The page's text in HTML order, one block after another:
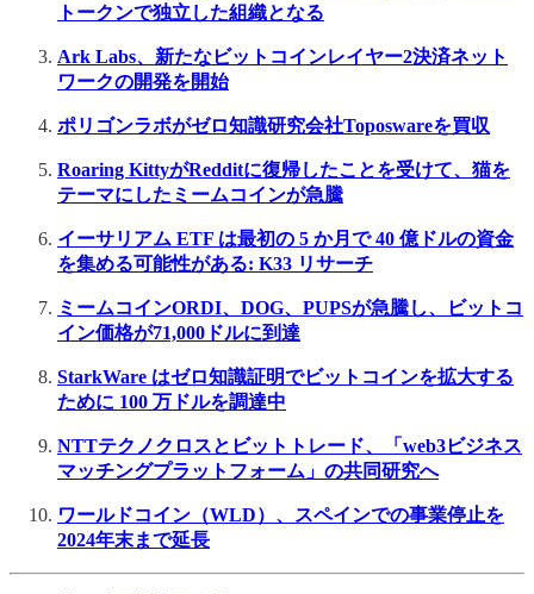
トークンで独立した組織となる
Ark Labs、新たなビットコインレイヤー2決済ネット
ワークの開発を開始
ポリゴンラボがゼロ知識研究会社Toposwareを買収
Roaring KittyがRedditに復帰したことを受けて、猫を
テーマにしたミームコインが急騰
イーサリアム ETF は最初の 5 か月で 40 億ドルの資金
を集める可能性がある: K33 リサーチ
ミームコインORDI、DOG、PUPSが急騰し、ビットコ
イン価格が71,000ドルに到達
StarkWare はゼロ知識証明でビットコインを拡大する
ために 100 万ドルを調達中
NTTテクノクロスとビットトレード、「web3ビジネス
マッチングプラットフォーム」の共同研究へ
ワールドコイン（WLD）、スペインでの事業停止を
2024年末まで延長